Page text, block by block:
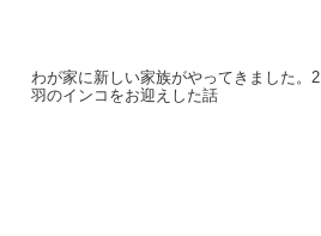
わが家に新しい家族がやってきました。2
羽のインコをお迎えした話